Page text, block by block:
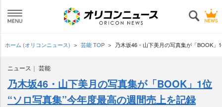
ホーム (オリコンニュース) 芸能 TOP 乃木坂46・山下美月の写真集が「BOOK」
ニュース 芸能
乃木坂46・山下美月の写真集が「BOOK」1位
“ソロ写真集”今年度最高の週間売上を記録